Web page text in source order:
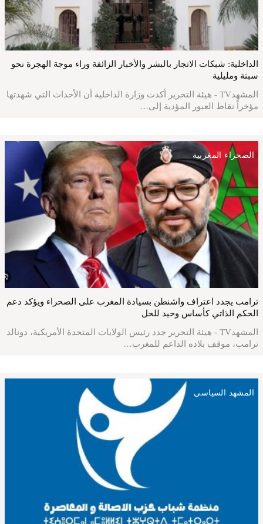
الداخلية: شبكات الاتجار بالبشر والأخبار الزائفة وراء موجة الهجرة نحو
سبتة ومليلية
المشهدTV - هيئة التحرير أكدت وزارة الداخلية أن الأحداث التي شهدتها
مؤخراً نقاط العبور المؤدية إلى…
الصحراء المغربية
ترامب يجدد اعتراف واشنطن بسيادة المغرب على الصحراء ويؤكد دعم
الحكم الذاتي كأساس وحيد للحل
المشهدTV - هيئة التحرير جدد رئيس الولايات المتحدة الأمريكية، دونالد
ترامب، موقف بلاده الداعم للمغرب…
المشهد السياسي